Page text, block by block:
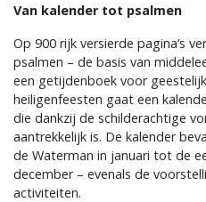
Van kalender tot psalmen
Op 900 rijk versierde pagina’s
psalmen – de basis van
een getijdenboek voor
heiligenfeesten gaat een
die dankzij de schilderachtige
aantrekkelijk is. De kalender
de Waterman in januari tot de
december – evenals de
activiteiten.